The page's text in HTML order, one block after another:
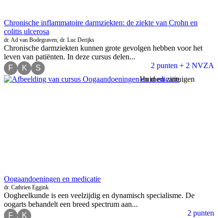
Chronische inflammatoire darmziekten: de ziekte van Crohn en
colitis ulcerosa
dr. Ad van Bodegraven, dr. Luc Derijks
Chronische darmziekten kunnen grote gevolgen hebben voor het
leven van patiënten. In deze cursus delen...
F
K S
2 punten + 2 NVZA
Huid en zintuigen
Oogaandoeningen en medicatie
dr. Cathrien Eggink
Oogheelkunde is een veelzijdig en dynamisch specialisme. De
oogarts behandelt een breed spectrum aan...
F
K 2 punten